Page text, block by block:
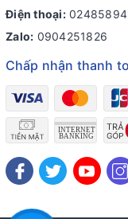
Điện thoại:
Zalo: 0904251826
Chấp nhận thanh